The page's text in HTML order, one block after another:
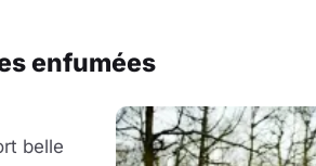
enfumées
belle